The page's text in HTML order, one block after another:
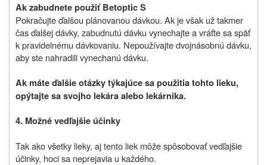
Ak zabudnete použiť Betoptic S
Pokračujte ďalšou plánovanou dávkou. Ak je však už takmer
čas ďalšej dávky, zabudnutú dávku vynechajte a vráťte sa späť
k pravidelnému dávkovaniu. Nepoužívajte dvojnásobnú dávku,
aby ste nahradili vynechanú dávku.
Ak máte ďalšie otázky týkajúce sa použitia tohto lieku,
opýtajte sa svojho lekára alebo lekárnika.
4. Možné vedľajšie účinky
Tak ako všetky lieky, aj tento liek môže spôsobovať vedľajšie
účinky, hoci sa neprejavia u každého.